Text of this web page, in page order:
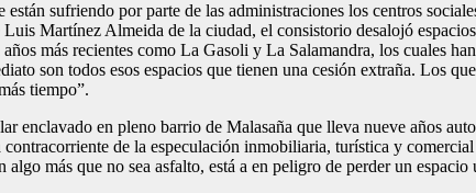
sufriendo por parte de las administraciones los centros
Martínez Almeida de la ciudad, el consistorio desalojó
más recientes como La Gasoli y La Salamandra, los cuales
son todos esos espacios que tienen una cesión extraña. Los
tiempo”.
enclavado en pleno barrio de Malasaña que lleva nueve años
de la especulación inmobiliaria, turística y
algo más que no sea asfalto, está a en peligro de perder un espacio